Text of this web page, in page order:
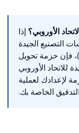
الأوروبي؟ إذا
التصنيع الجيدة
فإن حزمة تحويل
للاتحاد الأوروبي
لإعدادك لعملية
التدقيق الخاصة بك.